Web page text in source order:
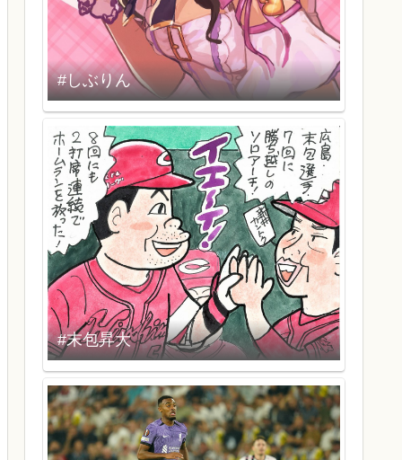
#しぶりん
#末包昇大